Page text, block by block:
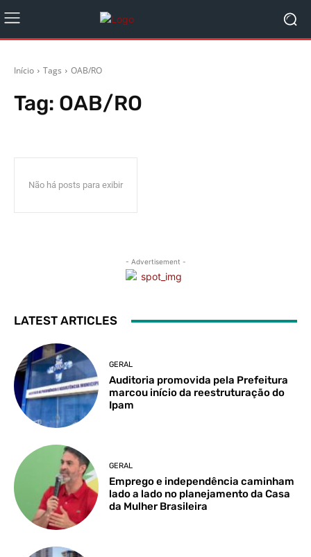
Início Tags OAB/RO
Tag: OAB/RO
Não há posts para exibir
- Advertisement -
LATEST ARTICLES
GERAL
Auditoria promovida pela Prefeitura
marcou início da reestruturação do
Ipam
GERAL
Emprego e independência caminham
lado a lado no planejamento da Casa
da Mulher Brasileira